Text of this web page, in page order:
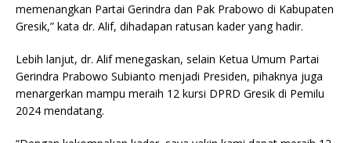
memenangkan Partai Gerindra dan Pak Prabowo di Kabupaten
Gresik,” kata dr. Alif, dihadapan ratusan kader yang hadir.
Lebih lanjut, dr. Alif menegaskan, selain Ketua Umum Partai
Gerindra Prabowo Subianto menjadi Presiden, pihaknya juga
menargerkan mampu meraih 12 kursi DPRD Gresik di Pemilu
2024 mendatang.